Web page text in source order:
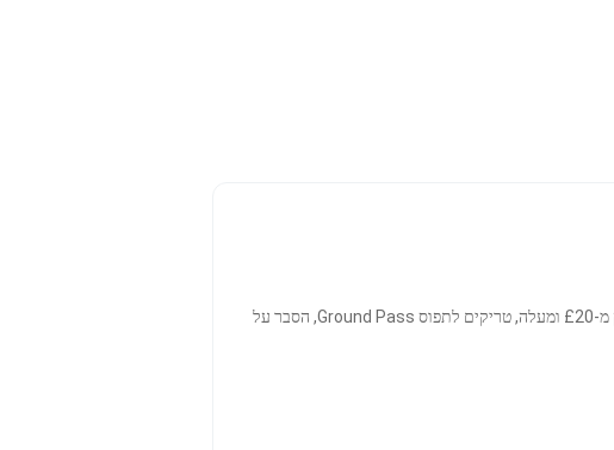
גלה איך להיכנס לטורניר וימבלדון במחירים הכי משתלמים – כרטיסים רק מ-£20 ומעלה, טריקים לתפוס Ground Pass, הסבר על